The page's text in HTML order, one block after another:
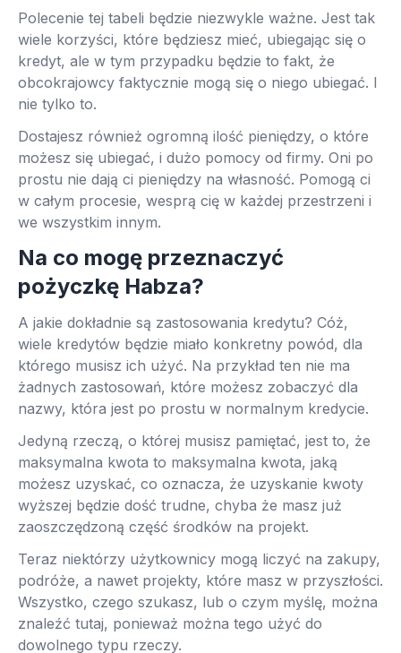
Polecenie tej tabeli będzie niezwykle ważne. Jest tak
wiele korzyści, które będziesz mieć, ubiegając się o
kredyt, ale w tym przypadku będzie to fakt, że
obcokrajowcy faktycznie mogą się o niego ubiegać. I
nie tylko to.
Dostajesz również ogromną ilość pieniędzy, o które
możesz się ubiegać, i dużo pomocy od firmy. Oni po
prostu nie dają ci pieniędzy na własność. Pomogą ci
w całym procesie, wesprą cię w każdej przestrzeni i
we wszystkim innym.
Na co mogę przeznaczyć
pożyczkę Habza?
A jakie dokładnie są zastosowania kredytu? Cóż,
wiele kredytów będzie miało konkretny powód, dla
którego musisz ich użyć. Na przykład ten nie ma
żadnych zastosowań, które możesz zobaczyć dla
nazwy, która jest po prostu w normalnym kredycie.
Jedyną rzeczą, o której musisz pamiętać, jest to, że
maksymalna kwota to maksymalna kwota, jaką
możesz uzyskać, co oznacza, że ​​uzyskanie kwoty
wyższej będzie dość trudne, chyba że masz już
zaoszczędzoną część środków na projekt.
Teraz niektórzy użytkownicy mogą liczyć na zakupy,
podróże, a nawet projekty, które masz w przyszłości.
Wszystko, czego szukasz, lub o czym myślę, można
znaleźć tutaj, ponieważ można tego użyć do
dowolnego typu rzeczy.